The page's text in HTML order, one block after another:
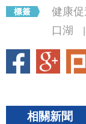
健康
口湖
相關新聞